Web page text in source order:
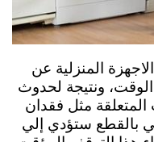
المنزلية عن
ونتيجة لحدوث
مثل فقدان
بالقطع ستؤدي إلي